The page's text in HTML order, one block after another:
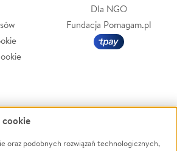
Dla NGO
Fundacja Pomagam.pl
Powódź
oraz podobnych rozwiązań technologicznych,